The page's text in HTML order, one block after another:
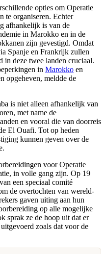
opties om Operatie
te organiseren. Echter
afhankelijk is van de
in Marokko en in de
zijn gevestigd. Omdat
Spanje en Frankrijk zullen
in deze twee landen cruciaal.
in Marokko en
opgeheven, meldde de
is niet alleen afhankelijk van
met name de
en vooral die van doorreis
El Ouafi. Tot op heden
kunnen geven over de
voor Operatie
in volle gang zijn. Op 19
een speciaal comité
de overtochten van wereld-
gaven uiting aan hun
op alle mogelijke
sprak ze de hoop uit dat er
zoals dat voor de